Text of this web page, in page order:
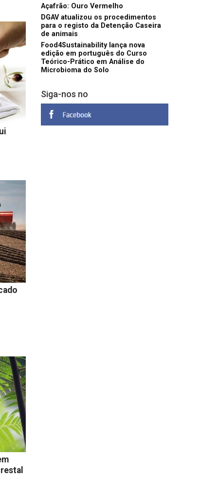
Açafrão: Ouro Vermelho
DGAV atualizou os procedimentos
para o registo da Detenção Caseira
de animais
Food4Sustainability lança nova
edição em português do Curso
Teórico-Prático em Análise do
Microbioma do Solo
Siga-nos no